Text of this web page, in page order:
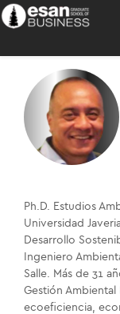
Ph.D. Estudios
Universidad
Desarrollo
Ingeniero
Salle. Más de 31
Gestión Ambiental
ecoeficiencia,